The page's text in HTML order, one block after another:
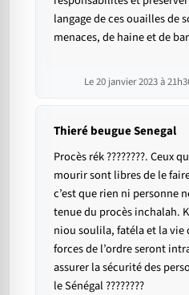
langage de ces ouailles de
menaces, de haine et de
Le 20 janvier 2023 à
Thieré beugue Senegal
Procès rék ????????. Ceux
mourir sont libres de le
c’est que rien ni personne
tenue du procès inchalah.
niou soulila, fatéla et la vie
forces de l’ordre seront
assurer la sécurité des
le Sénégal ????????